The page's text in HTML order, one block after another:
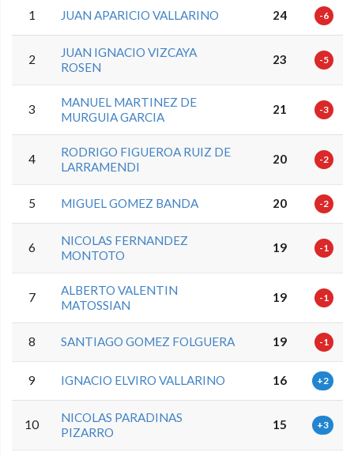
1 JUAN APARICIO VALLARINO 24 -6
2
JUAN IGNACIO VIZCAYA
ROSEN
23 -5
3
MANUEL MARTINEZ DE
MURGUIA GARCIA
21 -3
4
RODRIGO FIGUEROA RUIZ DE
LARRAMENDI
20 -2
5 MIGUEL GOMEZ BANDA 20 -2
6
NICOLAS FERNANDEZ
MONTOTO
19 -1
7
ALBERTO VALENTIN
MATOSSIAN
19 -1
8 SANTIAGO GOMEZ FOLGUERA 19 -1
9 IGNACIO ELVIRO VALLARINO 16 +2
10
NICOLAS PARADINAS
PIZARRO
15 +3